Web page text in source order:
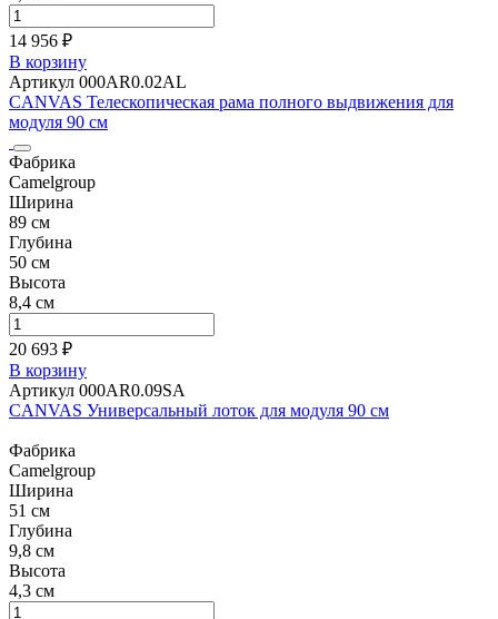
14 956 ₽
В корзину
Артикул 000AR0.02AL
CANVAS Телескопическая рама полного выдвижения для
модуля 90 см
Фабрика
Camelgroup
Ширина
89 см
Глубина
50 см
Высота
8,4 см
20 693 ₽
В корзину
Артикул 000AR0.09SA
CANVAS Универсальный лоток для модуля 90 см
Фабрика
Camelgroup
Ширина
51 см
Глубина
9,8 см
Высота
4,3 см